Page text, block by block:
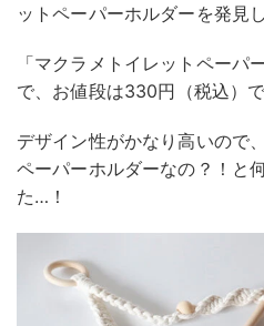
ットペーパーホルダーを発見
「マクラメトイレットペーパ
で、お値段は330円（税込）で
デザイン性がかなり高いので
ペーパーホルダーなの？！と
た…！